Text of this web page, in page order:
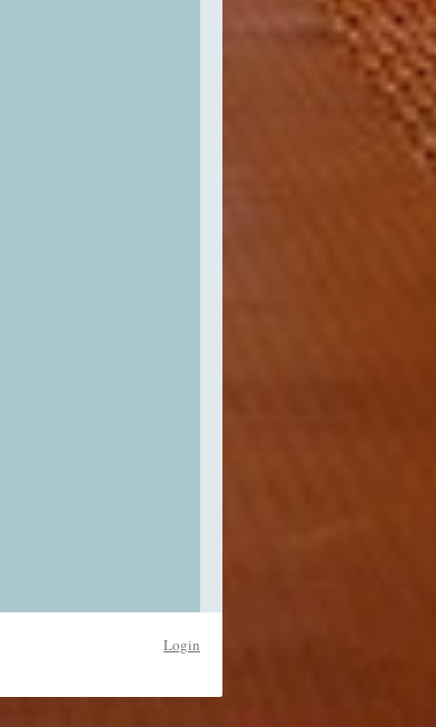
Login